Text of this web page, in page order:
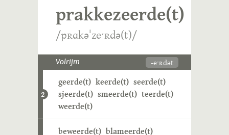
prakkezeerde(t)
/pʀɑkəˈzeˑʀdə(t)/
Volrijm -eˑʀdət
2
geerde(t) keerde(t) seerde(t)
sjeerde(t) smeerde(t) teerde(t)
weerde(t)
beweerde(t) blameerde(t)